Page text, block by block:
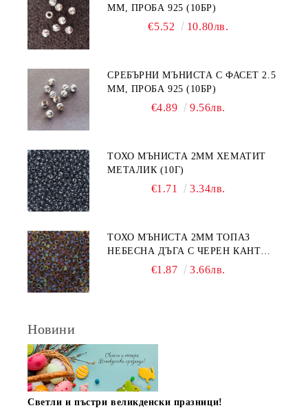
ММ, ПРОБА 925 (10БР)
€5.52 10.80лв.
СРЕБЪРНИ МЪНИСТА С ФАСЕТ 2.5
ММ, ПРОБА 925 (10БР)
€4.89 9.56лв.
ТОХО МЪНИСТА 2ММ ХЕМАТИТ
МЕТАЛИК (10Г)
€1.71 3.34лв.
ТОХО МЪНИСТА 2ММ ТОПАЗ
НЕБЕСНА ДЪГА С ЧЕРЕН КАНТ
€1.87 3.66лв.
Новини
Светли и пъстри великденски празници!